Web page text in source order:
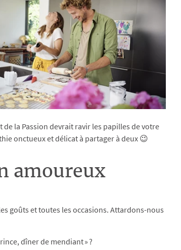
la Passion devrait ravir les papilles de votre
onctueux et délicat à partager à deux 😉
amoureux
goûts et toutes les occasions. Attardons-nous
dîner de mendiant » ?